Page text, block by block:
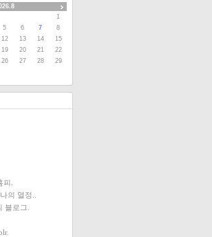
1
5 6 7
8
12 13 14
15
19 20 21
22
26 27 28
29
.
의 열정..
블로그.